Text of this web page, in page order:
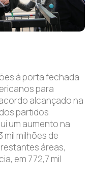
à porta fechada
para
alcançado na
partidos
um aumento na
milhões de
áreas,
em 772,7 mil